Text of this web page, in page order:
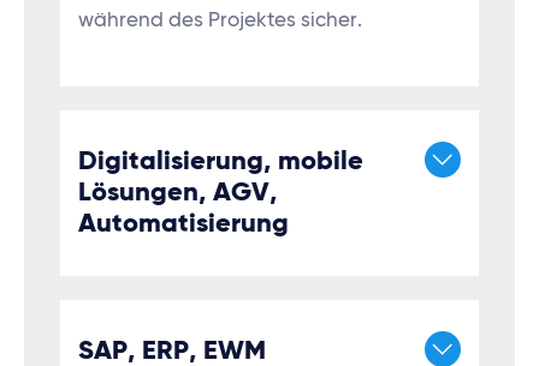
während des Projektes sicher.
Digitalisierung, mobile
Lösungen, AGV,
Automatisierung
SAP, ERP, EWM